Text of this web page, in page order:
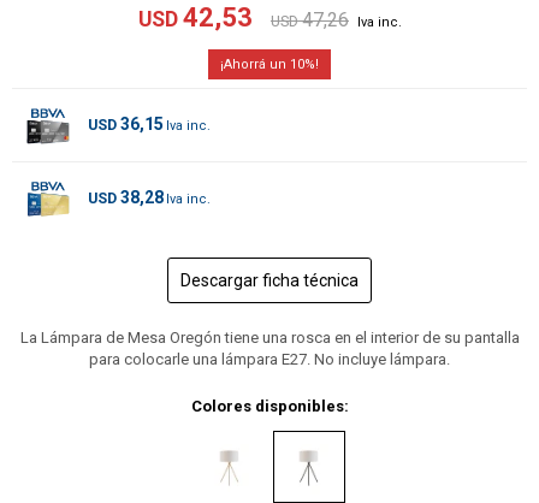
USD 42,53 USD 47,26
10
USD 36,15
USD 38,28
Descargar ficha técnica
La Lámpara de Mesa Oregón tiene una rosca en el interior de su pantalla
para colocarle una lámpara E27. No incluye lámpara.
Colores disponibles: